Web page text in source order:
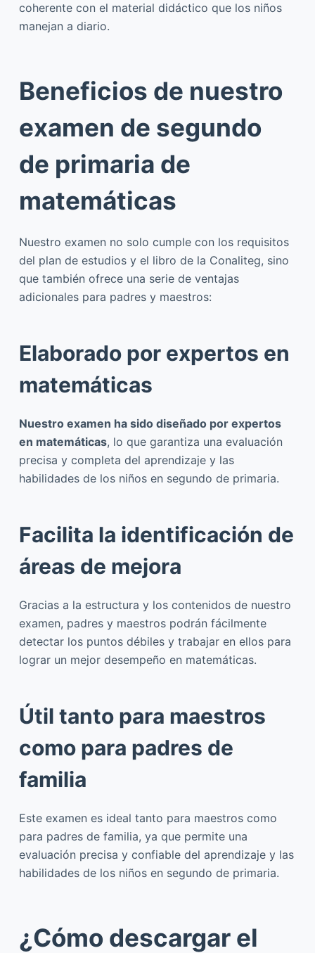
coherente con el material didáctico que los niños
manejan a diario.
Beneficios de nuestro
examen de segundo
de primaria de
matemáticas
Nuestro examen no solo cumple con los requisitos
del plan de estudios y el libro de la Conaliteg, sino
que también ofrece una serie de ventajas
adicionales para padres y maestros:
Elaborado por expertos en
matemáticas
Nuestro examen ha sido diseñado por expertos
en matemáticas, lo que garantiza una evaluación
precisa y completa del aprendizaje y las
habilidades de los niños en segundo de primaria.
Facilita la identificación de
áreas de mejora
Gracias a la estructura y los contenidos de nuestro
examen, padres y maestros podrán fácilmente
detectar los puntos débiles y trabajar en ellos para
lograr un mejor desempeño en matemáticas.
Útil tanto para maestros
como para padres de
familia
Este examen es ideal tanto para maestros como
para padres de familia, ya que permite una
evaluación precisa y confiable del aprendizaje y las
habilidades de los niños en segundo de primaria.
¿Cómo descargar el